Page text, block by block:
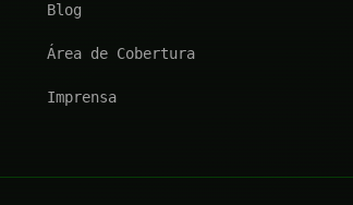
Blog
Área de Cobertura
Imprensa